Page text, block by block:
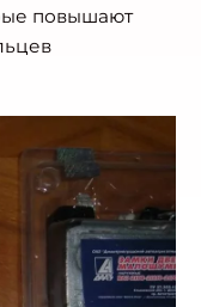
повышают